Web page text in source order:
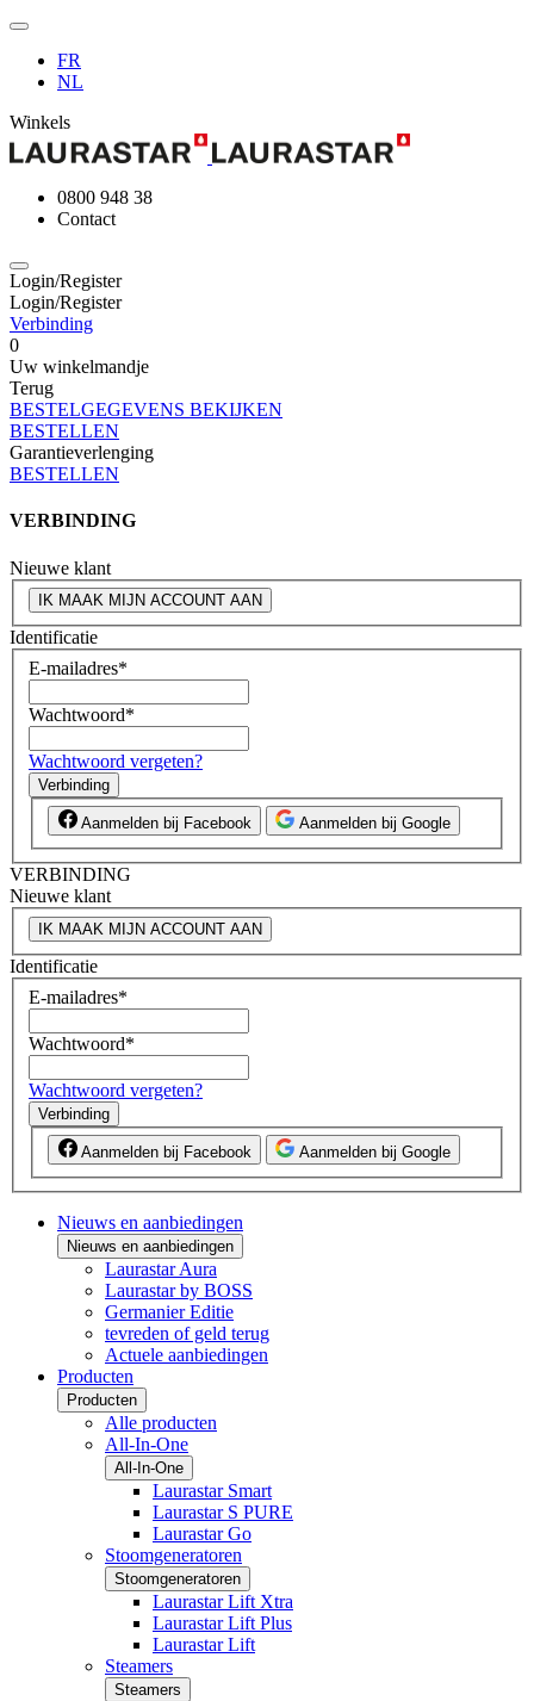
FR
NL
Winkels
0800 948 38
Contact
Login/Register
Login/Register
Verbinding
0
Uw winkelmandje
Terug
BESTELGEGEVENS BEKIJKEN
BESTELLEN
Garantieverlenging
BESTELLEN
VERBINDING
Nieuwe klant
IK MAAK MIJN ACCOUNT AAN
Identificatie
E-mailadres*
Wachtwoord*
Wachtwoord vergeten?
Verbinding
Aanmelden bij Facebook Aanmelden bij Google
VERBINDING
Nieuwe klant
IK MAAK MIJN ACCOUNT AAN
Identificatie
E-mailadres*
Wachtwoord*
Wachtwoord vergeten?
Verbinding
Aanmelden bij Facebook Aanmelden bij Google
Nieuws en aanbiedingen
Nieuws en aanbiedingen
Laurastar Aura
Laurastar by BOSS
Germanier Editie
tevreden of geld terug
Actuele aanbiedingen
Producten
Producten
Alle producten
All-In-One
All-In-One
Laurastar Smart
Laurastar S PURE
Laurastar Go
Stoomgeneratoren
Stoomgeneratoren
Laurastar Lift Xtra
Laurastar Lift Plus
Laurastar Lift
Steamers
Steamers